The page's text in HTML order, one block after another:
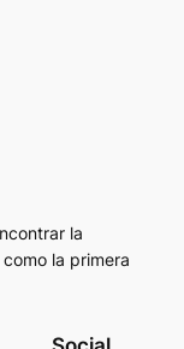
la
la primera